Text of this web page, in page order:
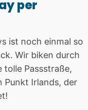
per
ist noch einmal so
Wir biken durch
tolle Passstraße,
Punkt Irlands, der